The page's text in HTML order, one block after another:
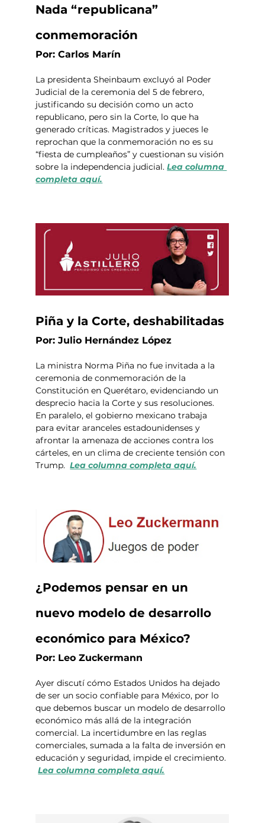
Nada “republicana”
conmemoración
Por: Carlos Marín
La presidenta Sheinbaum excluyó al Poder
Judicial de la ceremonia del 5 de febrero,
justificando su decisión como un acto
republicano, pero sin la Corte, lo que ha
generado críticas. Magistrados y jueces le
reprochan que la conmemoración no es su
“fiesta de cumpleaños” y cuestionan su visión
sobre la independencia judicial. Lea columna
completa aquí.
Piña y la Corte, deshabilitadas
Por: Julio Hernández López
La ministra Norma Piña no fue invitada a la
ceremonia de conmemoración de la
Constitución en Querétaro, evidenciando un
desprecio hacia la Corte y sus resoluciones.
En paralelo, el gobierno mexicano trabaja
para evitar aranceles estadounidenses y
afrontar la amenaza de acciones contra los
cárteles, en un clima de creciente tensión con
Trump. Lea columna completa aquí.
¿Podemos pensar en un
nuevo modelo de desarrollo
económico para México?
Por: Leo Zuckermann
Ayer discutí cómo Estados Unidos ha dejado
de ser un socio confiable para México, por lo
que debemos buscar un modelo de desarrollo
económico más allá de la integración
comercial. La incertidumbre en las reglas
comerciales, sumada a la falta de inversión en
educación y seguridad, impide el crecimiento.
Lea columna completa aquí.